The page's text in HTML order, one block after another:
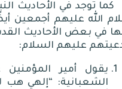
كما توجد في الأحاديث
الله عليهم أجمعين
في بعض الأحاديث
عليهم السلام:
يقول أمير المؤمنين
الشعبانية: “إلهي هب